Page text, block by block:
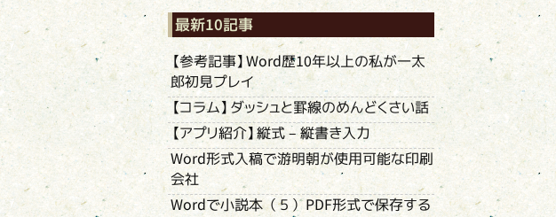
最新10記事
【参考記事】Word歴10年以上の私が一太
郎初見プレイ
【コラム】ダッシュと罫線のめんどくさい話
【アプリ紹介】縦式 – 縦書き入力
Word形式入稿で游明朝が使用可能な印刷
会社
Wordで小説本（５）PDF形式で保存する